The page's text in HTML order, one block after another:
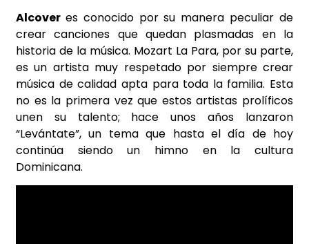
Alcover es conocido por su manera peculiar de
crear canciones que quedan plasmadas en la
historia de la música. Mozart La Para, por su parte,
es un artista muy respetado por siempre crear
música de calidad apta para toda la familia. Esta
no es la primera vez que estos artistas prolíficos
unen su talento; hace unos años lanzaron
“Levántate”, un tema que hasta el día de hoy
continúa siendo un himno en la cultura
Dominicana.